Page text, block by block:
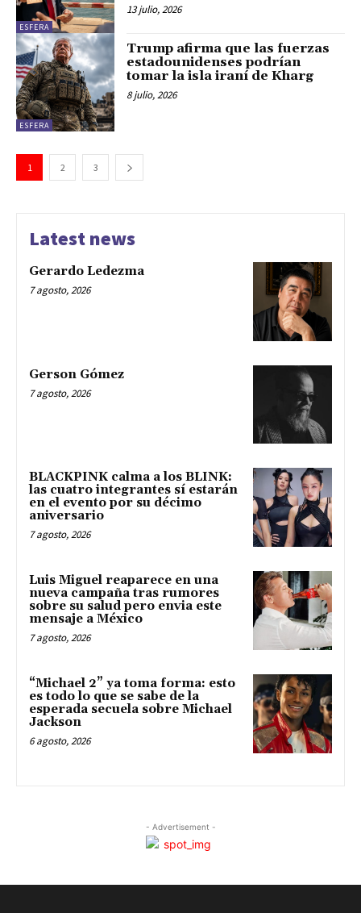
ESFERA
13 julio, 2026
ESFERA
Trump afirma que las fuerzas
estadounidenses podrían
tomar la isla iraní de Kharg
8 julio, 2026
1 2 3
Latest news
Gerardo Ledezma
7 agosto, 2026
Gerson Gómez
7 agosto, 2026
BLACKPINK calma a los BLINK:
las cuatro integrantes sí estarán
en el evento por su décimo
aniversario
7 agosto, 2026
Luis Miguel reaparece en una
nueva campaña tras rumores
sobre su salud pero envia este
mensaje a México
7 agosto, 2026
“Michael 2” ya toma forma: esto
es todo lo que se sabe de la
esperada secuela sobre Michael
Jackson
6 agosto, 2026
- Advertisement -